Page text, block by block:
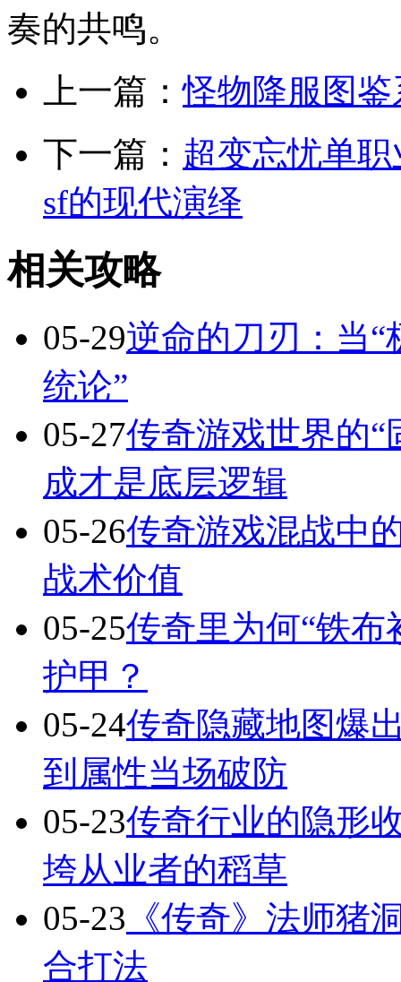
奏的共鸣。
上一篇：怪物降服图
下一篇： 超变忘忧单
sf的现代演绎
相关攻略
05-29逆命的刀刃：当“
统论”
05-27传奇游戏世界的“
成才是底层逻辑
05-26传奇游戏混战中
战术价值
05-25传奇里为何“铁布
护甲？
05-24传奇隐藏地图爆
到属性当场破防
05-23传奇行业的隐形
垮从业者的稻草
05-23 《传奇》法师猪
合打法